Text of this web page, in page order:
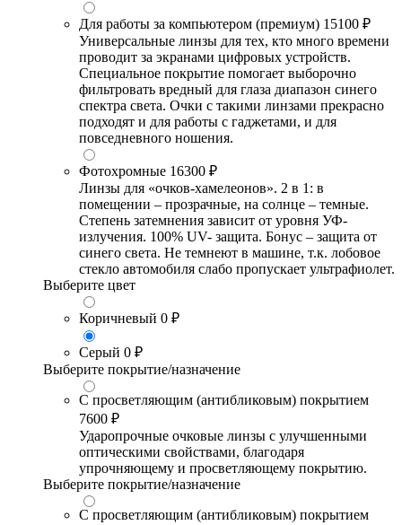
Для работы за компьютером (премиум) 15100 ₽
Универсальные линзы для тех, кто много времени
проводит за экранами цифровых устройств.
Специальное покрытие помогает выборочно
фильтровать вредный для глаза диапазон синего
спектра света. Очки с такими линзами прекрасно
подходят и для работы с гаджетами, и для
повседневного ношения.
Фотохромные 16300 ₽
Линзы для «очков-хамелеонов». 2 в 1: в
помещении – прозрачные, на солнце – темные.
Степень затемнения зависит от уровня УФ-
излучения. 100% UV- защита. Бонус – защита от
синего света. Не темнеют в машине, т.к. лобовое
стекло автомобиля слабо пропускает ультрафиолет.
Выберите цвет
Коричневый 0 ₽
Серый 0 ₽
Выберите покрытие/назначение
С просветляющим (антибликовым) покрытием
7600 ₽
Ударопрочные очковые линзы с улучшенными
оптическими свойствами, благодаря
упрочняющему и просветляющему покрытию.
Выберите покрытие/назначение
С просветляющим (антибликовым) покрытием